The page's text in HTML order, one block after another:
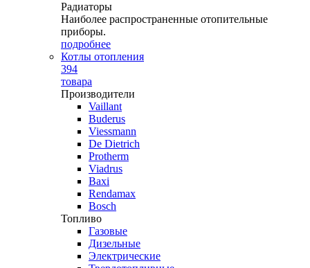
Радиаторы
Наиболее распространенные отопительные
приборы.
подробнее
Котлы отопления
394
товара
Производители
Vaillant
Buderus
Viessmann
De Dietrich
Protherm
Viadrus
Baxi
Rendamax
Bosch
Топливо
Газовые
Дизельные
Электрические